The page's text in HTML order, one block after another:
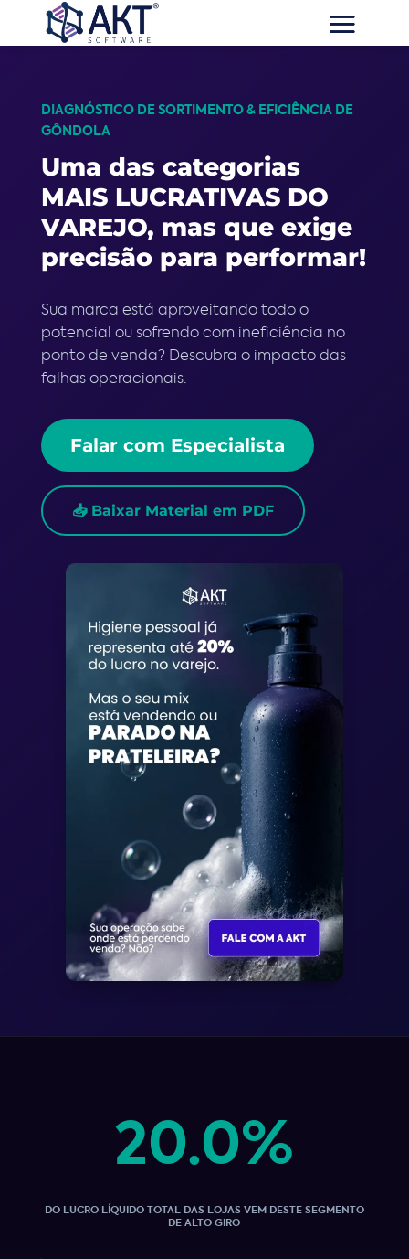
DIAGNÓSTICO DE SORTIMENTO & EFICIÊNCIA DE
GÔNDOLA
Uma das categorias
MAIS LUCRATIVAS DO
VAREJO, mas que exige
precisão para performar!
Sua marca está aproveitando todo o
potencial ou sofrendo com ineficiência no
ponto de venda? Descubra o impacto das
falhas operacionais.
Falar com Especialista
📥 Baixar Material em PDF
20.0%
DO LUCRO LÍQUIDO TOTAL DAS LOJAS VEM DESTE SEGMENTO
DE ALTO GIRO